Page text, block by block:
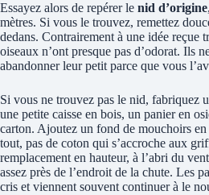
Essayez alors de repérer le nid d’origine
mètres. Si vous le trouvez, remettez
dedans. Contrairement à une idée reçue
oiseaux n’ont presque pas d’odorat. Ils
abandonner leur petit parce que vous
Si vous ne trouvez pas le nid, fabriquez
une petite caisse en bois, un panier en
carton. Ajoutez un fond de mouchoirs en
tout, pas de coton qui s’accroche aux
remplacement en hauteur, à l’abri du
assez près de l’endroit de la chute. Les
cris et viennent souvent continuer à le